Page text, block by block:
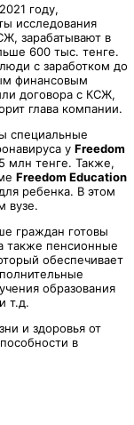
году,
исследования
зарабатывают в
600 тыс. тенге.
с заработком до
финансовым
договора с КСЖ,
глава компании.
специальные
у Freedom
млн тенге. Также,
Freedom Education
ребенка. В этом
вузе.
граждан готовы
также пенсионные
обеспечивает
образования
т.д.
и здоровья от
в